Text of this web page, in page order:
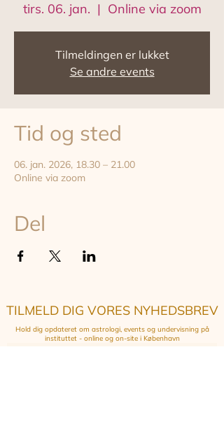
tirs. 06. jan.
  |
Online via zoom
Tilmeldingen er lukket
Se andre events
Tid og sted
06. jan. 2026, 18.30 – 21.00
Online via zoom
Del
TILMELD DIG VORES NYHEDSBREV
Hold dig opdateret om astrologi, events og undervisning på
instituttet - online og on-site i København